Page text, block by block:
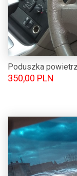
Poduszka
350,00 PLN